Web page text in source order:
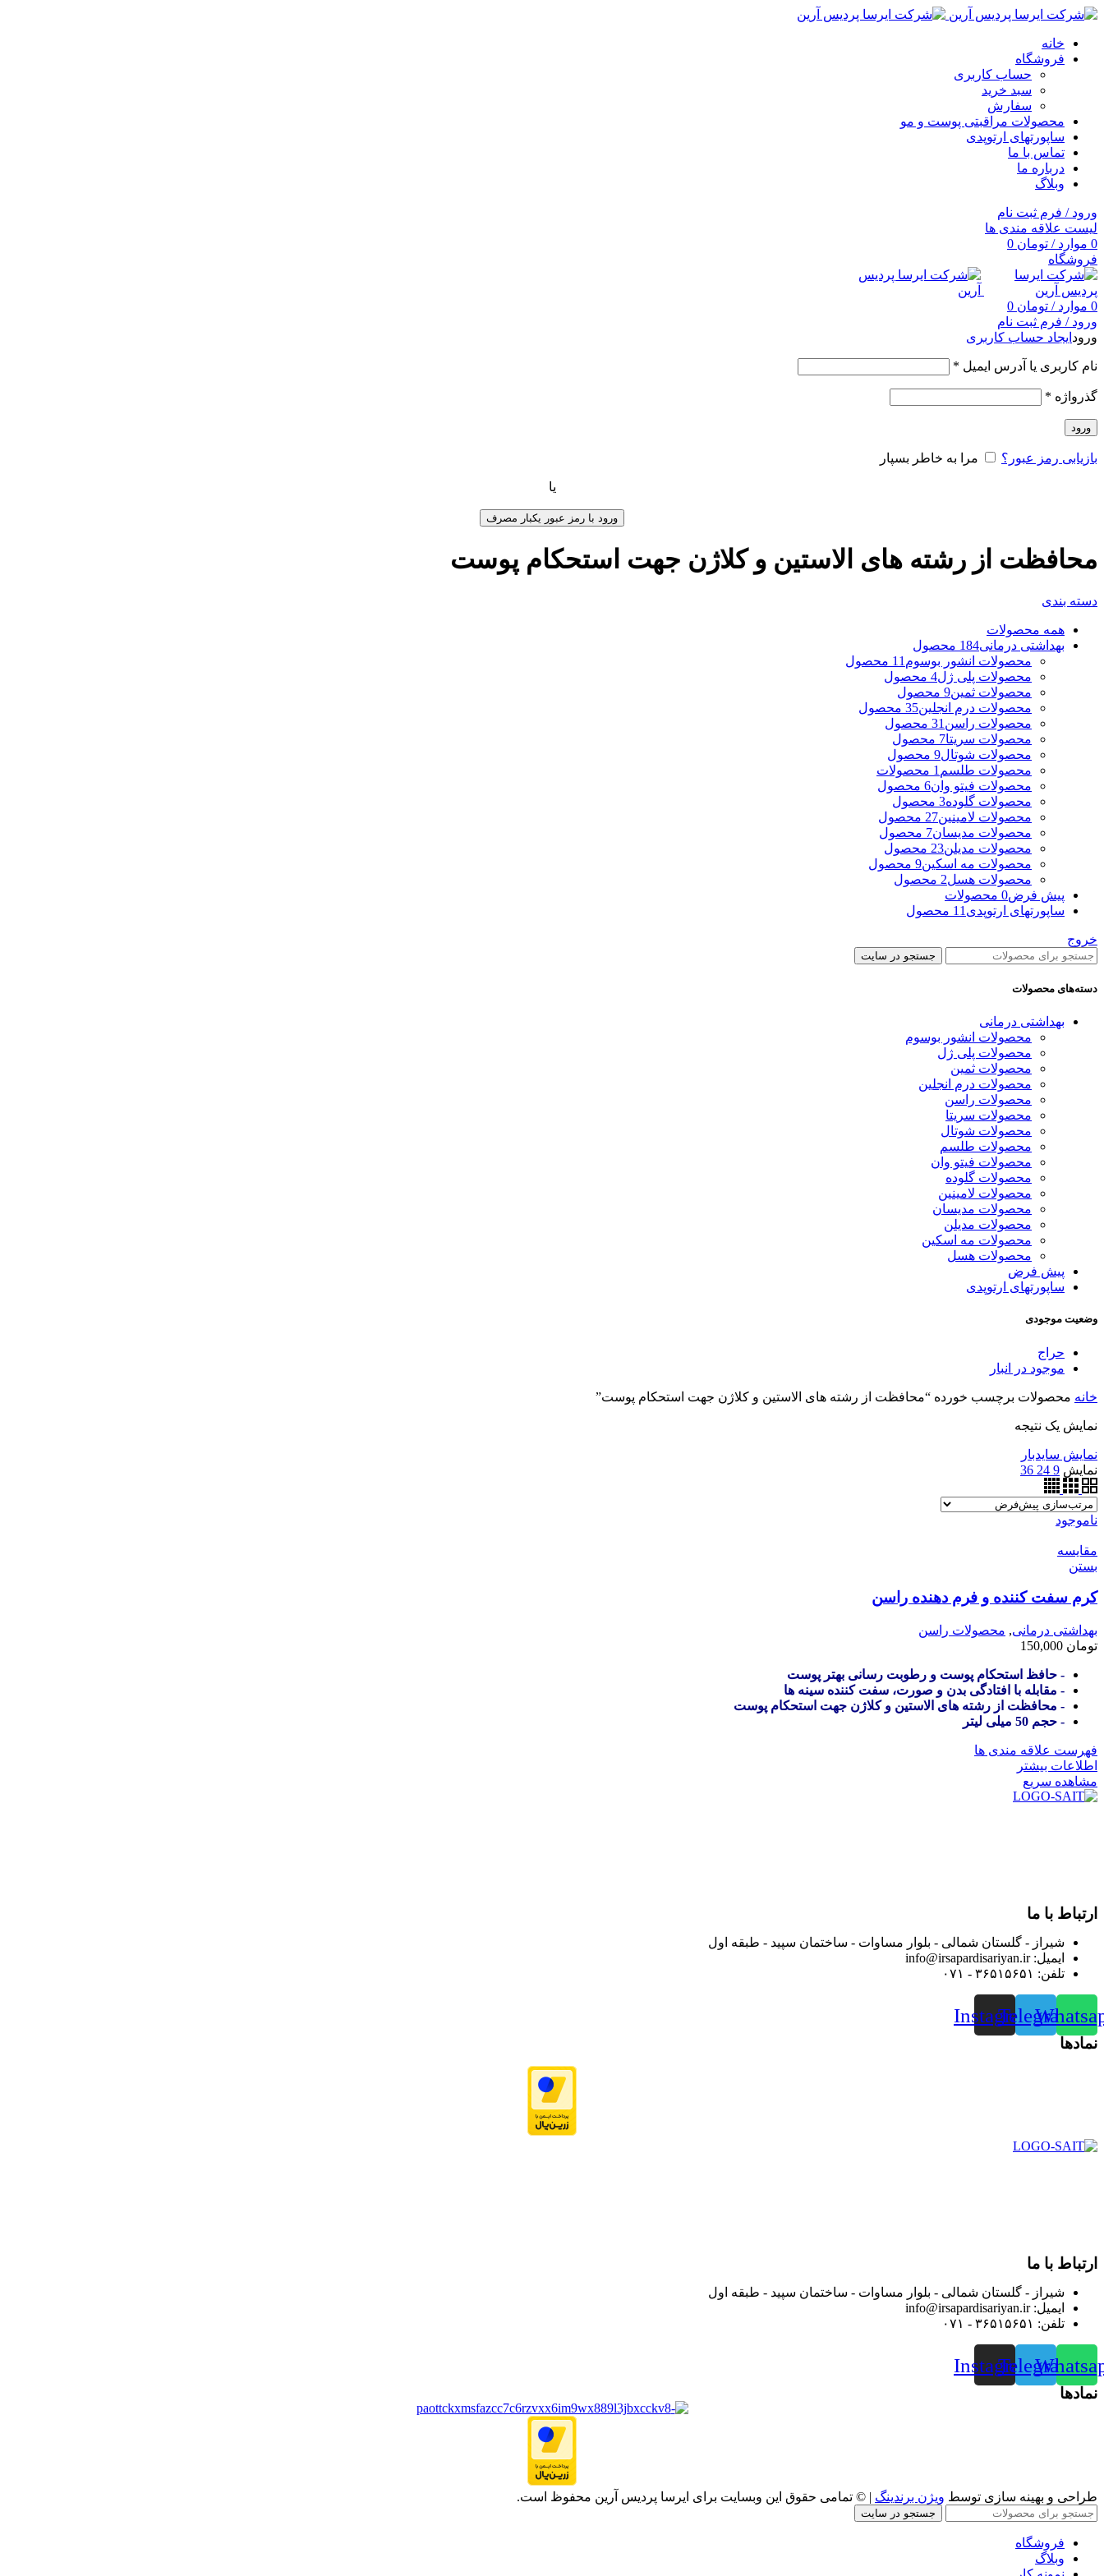
خانه
فروشگاه
حساب کاربری
سبد خرید
سفارش
محصولات مراقبتی پوست و مو
ساپورتهای ارتوپدی
تماس با ما
درباره ما
وبلاگ
ورود / فرم ثبت نام
لیست علاقه مندی ها
0 موارد / تومان
فروشگاه
0 موارد / تومان
ورود / فرم ثبت نام
ورود ایجاد حساب کاربری
نام کاربری یا آدرس ایمیل *
گذرواژه *
ورود
بازیابی رمز عبور؟ مرا به خاطر بسپار
یا
ورود با رمز عبور یکبار مصرف
محافظت از رشته های الاستین و کلاژن جهت استحکام پوست
دسته بندی
همه محصولات
بهداشتی درمانی184 محصول
محصولات انشور بوسوم 11 محصول
محصولات پلی ژل4 محصول
محصولات ثمین9 محصول
محصولات درم انجلین35 محصول
محصولات راسن 31 محصول
محصولات سریتا7 محصول
محصولات شوتال9 محصول
محصولات طلسم 1 محصولات
محصولات فیتو وان6 محصول
محصولات گلوده3 محصول
محصولات لامینین27 محصول
محصولات مدیسان7 محصول
محصولات مدیلن23 محصول
محصولات مه اسکین9 محصول
محصولات هسل2 محصول
پیش فرض0 محصولات
ساپورتهای ارتوپدی 11 محصول
خروج
جستجو در سایت
دسته‌های محصولات
بهداشتی درمانی
محصولات انشور بوسوم
محصولات پلی ژل
محصولات ثمین
محصولات درم انجلین
محصولات راسن
محصولات سریتا
محصولات شوتال
محصولات طلسم
محصولات فیتو وان
محصولات گلوده
محصولات لامینین
محصولات مدیسان
محصولات مدیلن
محصولات مه اسکین
محصولات هسل
پیش فرض
ساپورتهای ارتوپدی
وضعیت موجودی
حراج
موجود در انبار
خانه محصولات برچسب خورده “محافظت از رشته های الاستین و کلاژن جهت استحکام پوست”
نمایش یک نتیجه
نمایش سایدبار
نمایش 9
24
36
ناموجود
مقایسه
بستن
کرم سفت کننده و فرم دهنده راسن
بهداشتی درمانی, محصولات راسن
تومان
- حافظ استحکام پوست و رطوبت رسانی بهتر پوست
- مقابله با افتادگی بدن و صورت، سفت کننده سینه ها
- محافظت از رشته های الاستین و کلاژن جهت استحکام پوست
- حجم 50 میلی لیتر
فهرست علاقه مندی ها
اطلاعات بیشتر
مشاهده سریع
ارتباط با ما
شیراز - گلستان شمالی - بلوار مساوات - ساختمان سپید - طبقه اول
ایمیل: info@irsapardisariyan.ir
تلفن: ۳۶۵۱۵۶۵۱ - ۰۷۱
Telegram
Instagram
نمادها
ارتباط با ما
شیراز - گلستان شمالی - بلوار مساوات - ساختمان سپید - طبقه اول
ایمیل: info@irsapardisariyan.ir
تلفن: ۳۶۵۱۵۶۵۱ - ۰۷۱
Telegram
Instagram
نمادها
طراحی و بهینه سازی توسط ویژن برندینگ | © تمامی حقوق این وبسایت برای ایرسا پردیس آرین محفوظ است.
جستجو در سایت
فروشگاه
وبلاگ